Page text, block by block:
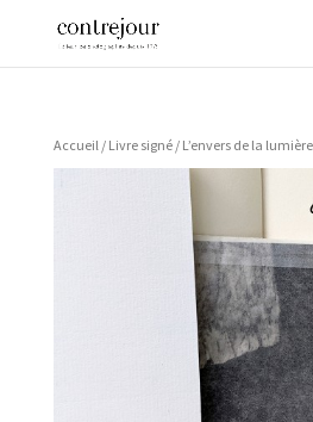
Accueil/ Livre signé/ L’envers de la